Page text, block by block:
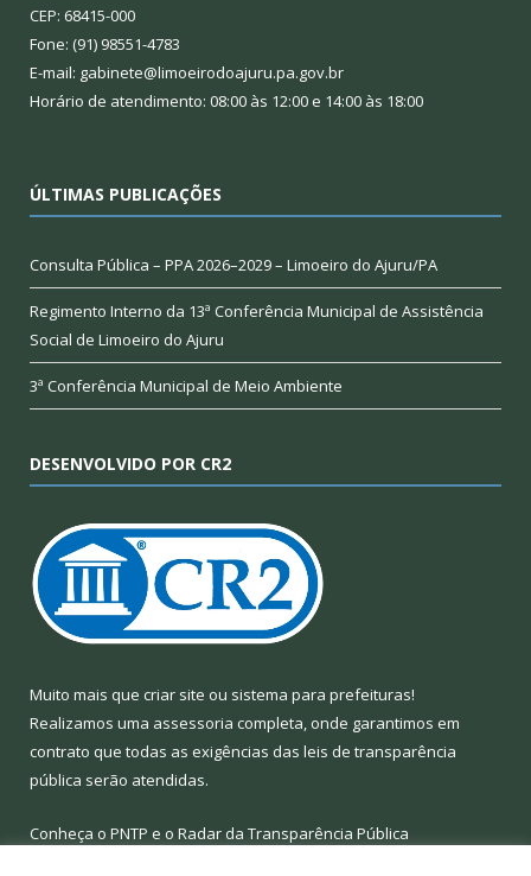
CEP: 68415-000
Fone: (91) 98551-4783
E-mail: gabinete@limoeirodoajuru.pa.gov.br
Horário de atendimento: 08:00 às 12:00 e 14:00 às 18:00
ÚLTIMAS PUBLICAÇÕES
Consulta Pública – PPA 2026–2029 – Limoeiro do Ajuru/PA
Regimento Interno da 13ª Conferência Municipal de Assistência
Social de Limoeiro do Ajuru
3ª Conferência Municipal de Meio Ambiente
DESENVOLVIDO POR CR2
Muito mais que criar site ou sistema para prefeituras!
Realizamos uma assessoria completa, onde garantimos em
contrato que todas as exigências das leis de transparência
pública serão atendidas.
Conheça o PNTP e o Radar da Transparência Pública